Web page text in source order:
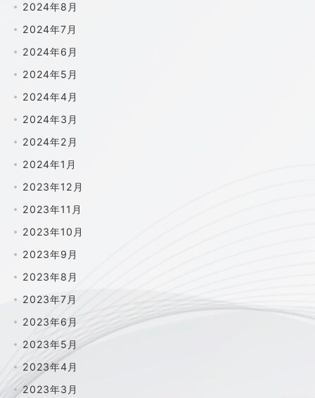
2024年8月
2024年7月
2024年6月
2024年5月
2024年4月
2024年3月
2024年2月
2024年1月
2023年12月
2023年11月
2023年10月
2023年9月
2023年8月
2023年7月
2023年6月
2023年5月
2023年4月
2023年3月